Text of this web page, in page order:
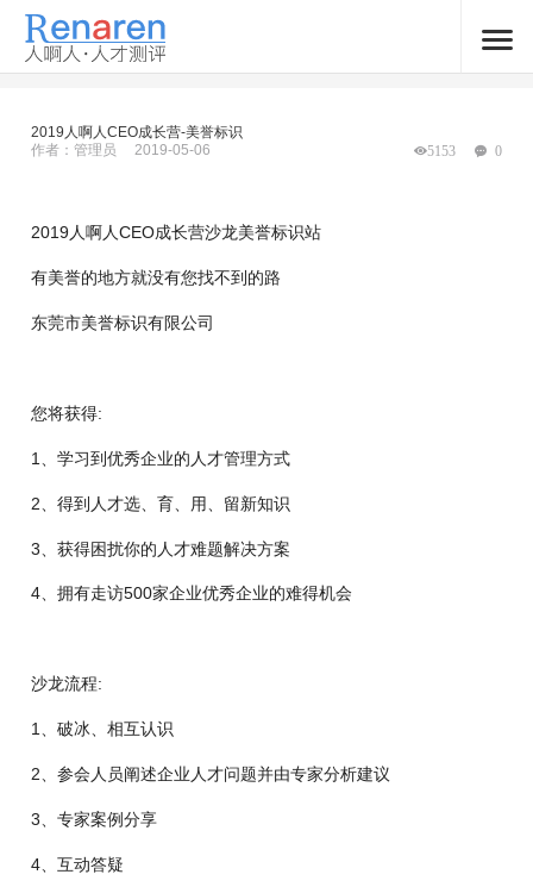
2019人啊人CEO成长营-美誉标识
作者：管理员
2019-05-06 5153 0
2019人啊人CEO成长营沙龙美誉标识站
有美誉的地方就没有您找不到的路
东莞市美誉标识有限公司
您将获得:
1、学习到优秀企业的人才管理方式
2、得到人才选、育、用、留新知识
3、获得困扰你的人才难题解决方案
4、拥有走访500家企业优秀企业的难得机会
沙龙流程:
1、破冰、相互认识
2、参会人员阐述企业人才问题并由专家分析建议
3、专家案例分享
4、互动答疑